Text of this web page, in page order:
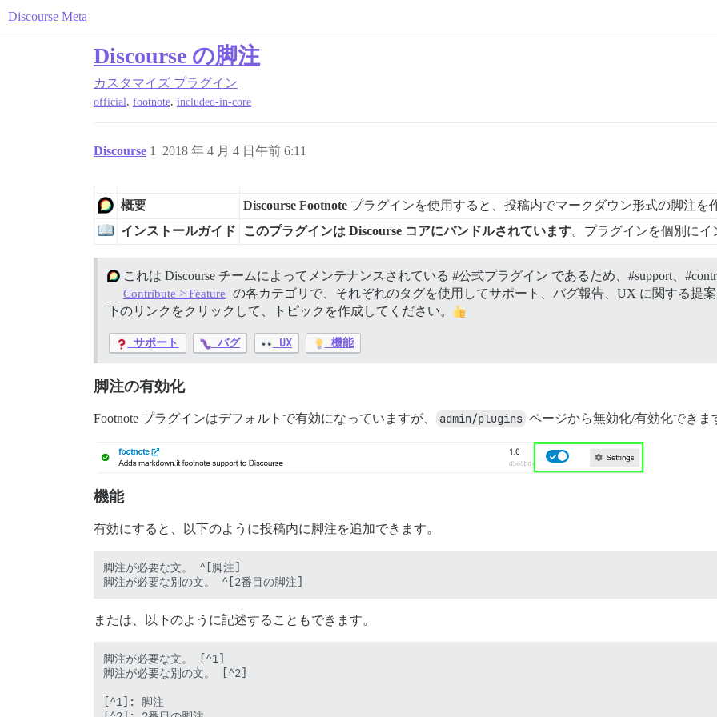
Discourse Meta
Discourse の脚注
カスタマイズ プラグイン
official, footnote, included-in-core
Discourse 2018 年 4 月 4 日午前 6:11
1
概要 Discourse Footnote プラグインを使用すると、投稿内でマークダウン形式の脚注を
インストールガイド
このプラグインは Discourse コアにバンドルされています。プラグインを個別に
これは Discourse チームによってメンテナンスされている #公式プラグイン であるため、 #support、
Contribute > Feature
の各カテゴリで、それぞれのタグを使用してサポート、バグ報告、UX に関する提
下のリンクをクリックして、トピックを作成してください。
サポート バグ UX 機能
脚注の有効化
Footnote プラグインはデフォルトで有効になっていますが、 admin/plugins ページから無効化/有効化できま
機能
有効にすると、以下のように投稿内に脚注を追加できます。
脚注が必要な文。 ^[脚注]
または、以下のように記述することもできます。
脚注が必要な文。 [^1]
脚注が必要な別の文。 [^2]
[^1]: 脚注